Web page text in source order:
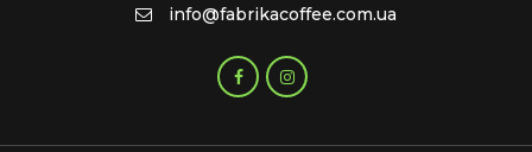
info@fabrikacoffee.com.ua